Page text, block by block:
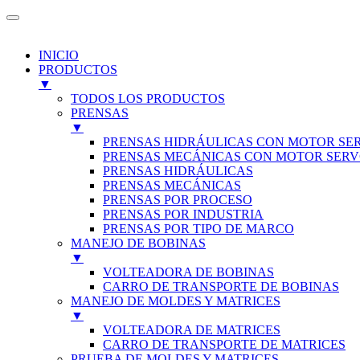
INICIO
PRODUCTOS
▼
TODOS LOS PRODUCTOS
PRENSAS
▼
PRENSAS HIDRÁULICAS CON MOTOR
PRENSAS MECÁNICAS CON MOTOR
PRENSAS HIDRÁULICAS
PRENSAS MECÁNICAS
PRENSAS POR PROCESO
PRENSAS POR INDUSTRIA
PRENSAS POR TIPO DE MARCO
MANEJO DE BOBINAS
▼
VOLTEADORA DE BOBINAS
CARRO DE TRANSPORTE DE BOBINAS
MANEJO DE MOLDES Y MATRICES
▼
VOLTEADORA DE MATRICES
CARRO DE TRANSPORTE DE MATRICES